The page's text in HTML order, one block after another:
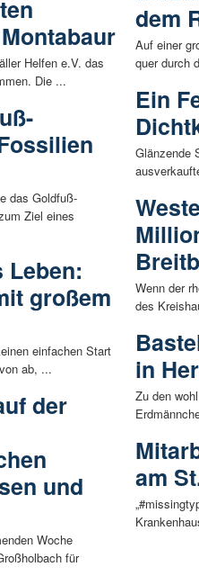
Helfen e.V. das
Die ...
das Goldfuß-
Ziel eines
Leben:
großem
einfachen Start
ab, ...
der
und
Woche
für
dem
Auf einer
quer durch
Ein
Glänzende
Wenn der
des
in
Zu den
am